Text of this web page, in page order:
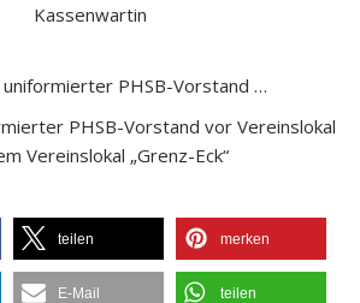
Kassenwartin
PHSB-Vorstand …
Vereinslokal „Grenz-Eck“
teilen merken
E-Mail teilen